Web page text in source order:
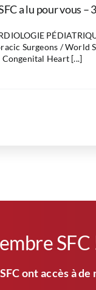
a lu pour vous
Surgeons / World
Congenital Heart [...]
SFC
ont accès à